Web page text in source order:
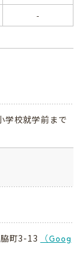
-
学校就学前まで
町3-13
（Goog